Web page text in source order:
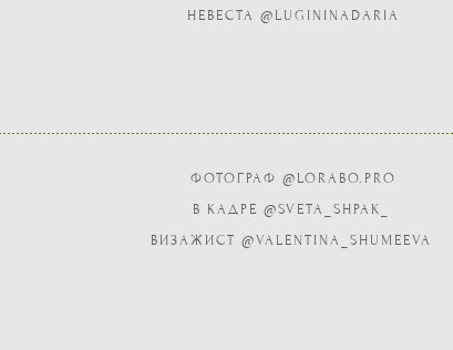
НЕВЕСТА @LUGININADARIA
ФОТОГРАФ @LORABO.PRO
В КАДРЕ @SVETA_SHPAK_
ВИЗАЖИСТ @VALENTINA_SHUMEEVA